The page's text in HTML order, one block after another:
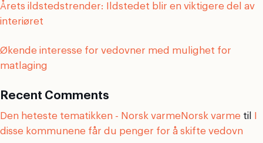
Årets ildstedstrender: Ildstedet blir en viktigere del av
interiøret
Økende interesse for vedovner med mulighet for
matlaging
Recent Comments
Den heteste tematikken - Norsk varmeNorsk varme til
disse kommunene får du penger for å skifte vedovn